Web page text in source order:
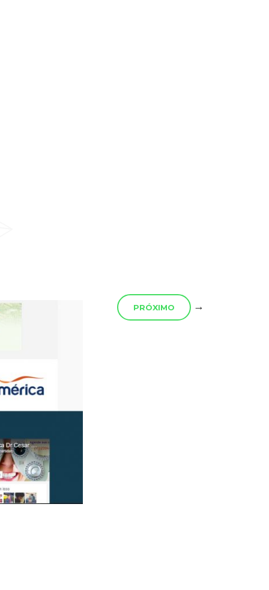
PRÓXIMO →